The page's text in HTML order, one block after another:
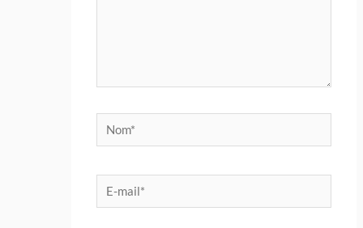
Nom*
E-
mail*